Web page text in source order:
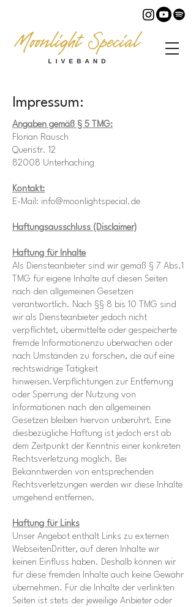
Impressum:
Angaben gemäß § 5 TMG:
Florian Rausch
Queristr. 12
82008 Unterhaching
Kontakt:
E-Mail: info@moonlightspecial.de
Haftungsausschluss (Disclaimer)
Haftung für Inhalte
Als Diensteanbieter sind wir gemäß § 7 Abs.1
TMG für eigene Inhalte auf diesen Seiten
nach den allgemeinen Gesetzen
verantwortlich. Nach §§ 8 bis 10 TMG sind
wir als Diensteanbieter jedoch nicht
verpflichtet, übermittelte oder gespeicherte
fremde Informationenzu überwachen oder
nach Umständen zu forschen, die auf eine
rechtswidrige Tätigkeit
hinweisen.Verpflichtungen zur Entfernung
oder Sperrung der Nutzung von
Informationen nach den allgemeinen
Gesetzen bleiben hiervon unberührt. Eine
diesbezügliche Haftung ist jedoch erst ab
dem Zeitpunkt der Kenntnis einer konkreten
Rechtsverletzung möglich. Bei
Bekanntwerden von entsprechenden
Rechtsverletzungen werden wir diese Inhalte
umgehend entfernen.
Haftung für Links
Unser Angebot enthält Links zu externen
WebseitenDritter, auf deren Inhalte wir
keinen Einfluss haben. Deshalb können wir
für diese fremden Inhalte auch keine Gewähr
übernehmen. Für die Inhalte der verlinkten
Seiten ist stets der jeweilige Anbieter oder